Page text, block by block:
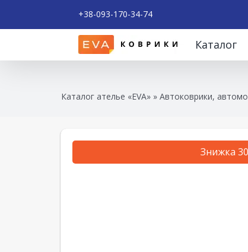
+38-093-170-34-74
Каталог
Каталог ателье «EVA» » Автоковрики,
Знижка